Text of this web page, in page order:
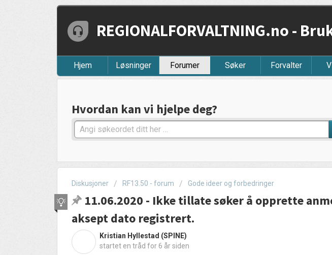
REGIONALFORVALTNING.no -
Hjem Løsninger Forumer Søker Forvalter
Hvordan kan vi hjelpe deg?
Diskusjoner RF13.50 - forum Gode ideer og forbedringer
11.06.2020 - Ikke tillate søker å opprette
aksept dato registrert.
Kristian Hyllestad (SPINE)
startet en tråd for 6 år siden